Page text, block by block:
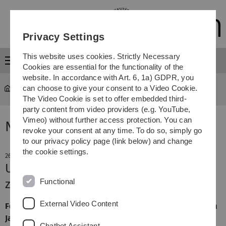
Skip
Skip
Skip
Skip
Menu
News
26. November 2010
Ulm erhält neues Helmholtz-Institut
zur Batterieforschung
Forschungseinrichtung startet als Außenstelle des KIT im
Januar 2011
Privacy Settings
This website uses cookies. Strictly Necessary
Cookies are essential for the functionality of the
website. In accordance with Art. 6, 1a) GDPR, you
can choose to give your consent to a Video Cookie.
The Video Cookie is set to offer embedded third-
party content from video providers (e.g. YouTube,
Vimeo) without further access protection. You can
revoke your consent at any time. To do so, simply go
to our privacy policy page (link below) and change
the cookie settings.
Functional
External Video Content